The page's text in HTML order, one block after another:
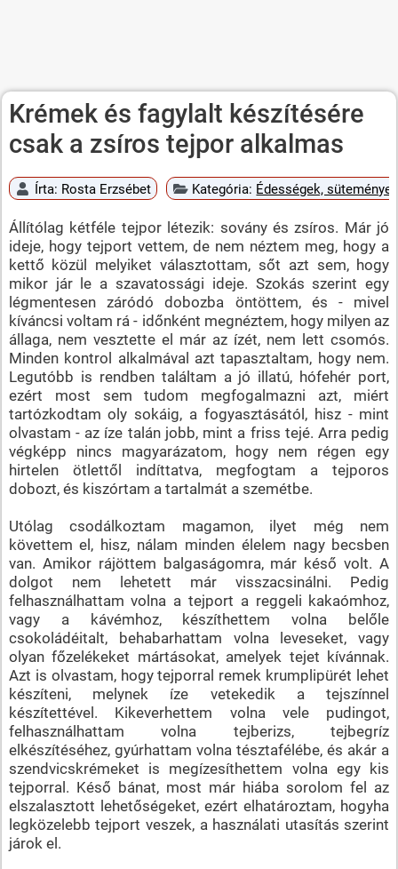
Krémek és fagylalt készítésére
csak a zsíros tejpor alkalmas
Írta: Rosta Erzsébet Kategória: Édességek,
Állítólag kétféle tejpor létezik: sovány és zsíros. Már jó
ideje, hogy tejport vettem, de nem néztem meg, hogy a
kettő közül melyiket választottam, sőt azt sem, hogy
mikor jár le a szavatossági ideje. Szokás szerint egy
légmentesen záródó dobozba öntöttem, és - mivel
kíváncsi voltam rá - időnként megnéztem, hogy milyen az
állaga, nem vesztette el már az ízét, nem lett csomós.
Minden kontrol alkalmával azt tapasztaltam, hogy nem.
Legutóbb is rendben találtam a jó illatú, hófehér port,
ezért most sem tudom megfogalmazni azt, miért
tartózkodtam oly sokáig, a fogyasztásától, hisz - mint
olvastam - az íze talán jobb, mint a friss tejé. Arra pedig
végképp nincs magyarázatom, hogy nem régen egy
hirtelen ötlettől indíttatva, megfogtam a tejporos
dobozt, és kiszórtam a tartalmát a szemétbe.
Utólag csodálkoztam magamon, ilyet még nem
követtem el, hisz, nálam minden élelem nagy becsben
van. Amikor rájöttem balgaságomra, már késő volt. A
dolgot nem lehetett már visszacsinálni. Pedig
felhasználhattam volna a tejport a reggeli kakaómhoz,
vagy a kávémhoz, készíthettem volna belőle
csokoládéitalt, behabarhattam volna leveseket, vagy
olyan főzelékeket mártásokat, amelyek tejet kívánnak.
Azt is olvastam, hogy tejporral remek krumplipürét lehet
készíteni, melynek íze vetekedik a tejszínnel
készítettével. Kikeverhettem volna vele pudingot,
felhasználhattam volna tejberizs, tejbegríz
elkészítéséhez, gyúrhattam volna tésztafélébe, és akár a
szendvicskrémeket is megízesíthettem volna egy kis
tejporral. Késő bánat, most már hiába sorolom fel az
elszalasztott lehetőségeket, ezért elhatároztam, hogyha
legközelebb tejport veszek, a használati utasítás szerint
járok el.